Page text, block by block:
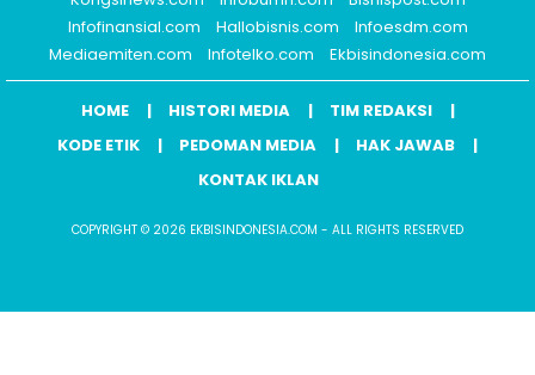
Infofinansial.com
Hallobisnis.com
Infoesdm.com
Mediaemiten.com
Infotelko.com Ekbisindonesia.com
HOME HISTORI MEDIA
TIM REDAKSI
KODE ETIK
PEDOMAN MEDIA
HAK JAWAB
KONTAK IKLAN
COPYRIGHT © 2026 EKBISINDONESIA.COM - ALL RIGHTS RESERVED